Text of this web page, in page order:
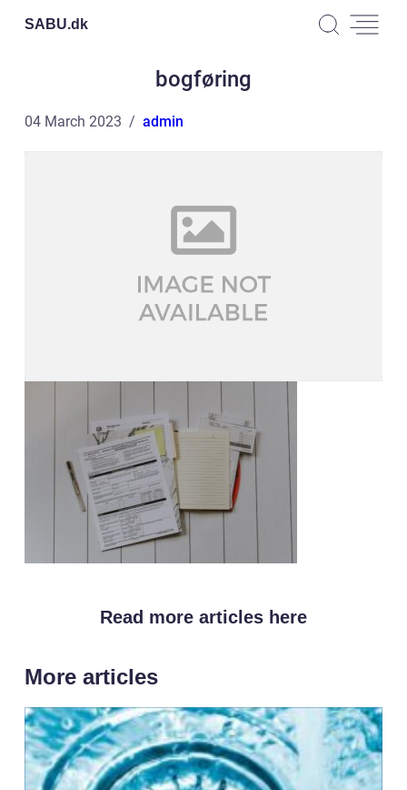
SABU.dk
bogføring
04 March 2023 admin
Read more articles here
More articles